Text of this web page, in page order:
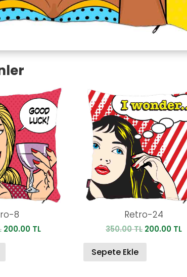
8
Orijinal
200.00 TLŞu
Retro-24
350.00TL Orijinal
200.00 TLŞu
Sepete Ekle